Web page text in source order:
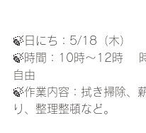
🍃日にち：5/18（木）
🍃時間：10時～12時 　
自由
🍃作業内容：拭き掃除、
り、整理整頓など。